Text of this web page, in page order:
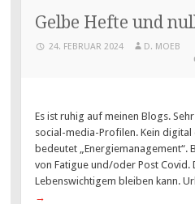
Gelbe Hefte und
24. FEBRUAR 2024
D. MOEB
Es ist ruhig auf meinen Blogs.
social-media-Profilen. Kein digital
bedeutet „Energiemanagement“.
von Fatigue und/oder Post Covid.
Lebenswichtigem bleiben kann.
→